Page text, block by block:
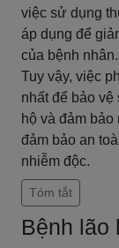
việc sử dụng
áp dụng để
của bệnh nhân.
Tuy vậy, việc
nhất để bảo
hộ và đảm
đảm bảo an
nhiễm độc.
Tóm tắt
Bệnh lão